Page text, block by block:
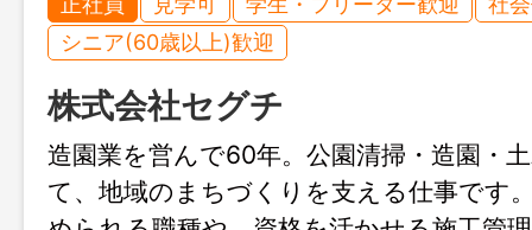
シニア(60歳以上)歓迎
株式会社セグチ
造園業を営んで60年。公園清掃・造園・
て、地域のまちづくりを支える仕事です